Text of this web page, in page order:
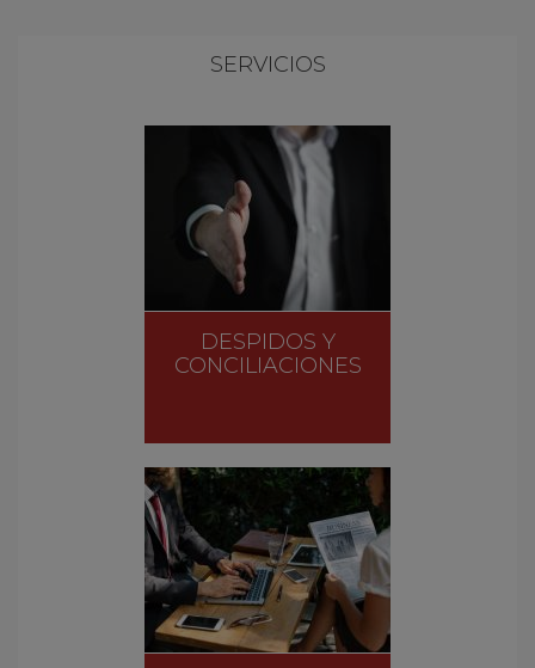
SERVICIOS
DESPIDOS Y
CONCILIACIONES